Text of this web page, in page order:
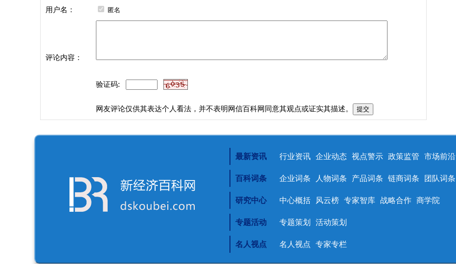
用户名： 匿名
评论内容：
验证码:
网友评论仅供其表达个人看法，并不表明网信百科网同意其观点或证实其描述。
最新资讯 行业资讯 企业动态 视点警示 政策监管 市场前沿
百科词条 企业词条 人物词条 产品词条 链商词条 团队词条
研究中心 中心概括 风云榜 专家智库 战略合作 商学院
专题活动 专题策划 活动策划
名人视点 名人视点 专家专栏